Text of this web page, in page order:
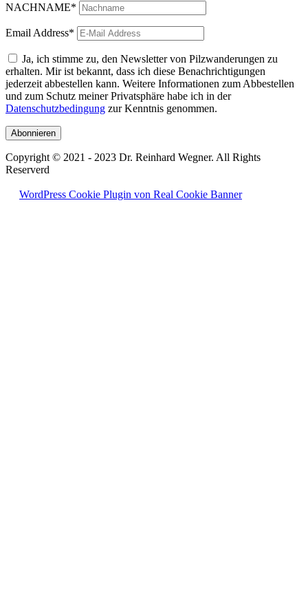
NACHNAME*
Email Address*
Ja, ich stimme zu, den Newsletter von Pilzwanderungen zu
erhalten. Mir ist bekannt, dass ich diese Benachrichtigungen
jederzeit abbestellen kann. Weitere Informationen zum Abbestellen
und zum Schutz meiner Privatsphäre habe ich in der
Datenschutzbedingung zur Kenntnis genommen.
Copyright © 2021 - 2023 Dr. Reinhard Wegner. All Rights
Reserverd
WordPress Cookie Plugin von Real Cookie Banner